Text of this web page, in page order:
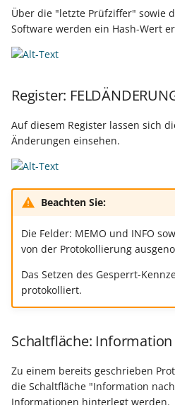
Über die "letzte Prüfziffer" sowie
Software werden ein Hash-Wert
Register:
Auf diesem Register lassen sich
Änderungen einsehen.
Beachten Sie:
Die Felder: MEMO und INFO
von der Protokollierung
Das Setzen des Gesperrt-
protokolliert.
Schaltfläche:
Zu einem bereits geschrieben
die Schaltfläche "Information
Informationen hinterlegt werden.
Registrierkassenpflicht
und
LCD-Kundendisplay für
Kassensysteme
Nullbeleg ausdrucken
Auftragsnummern in
Kasse
Gestalten von
Kassenprüfung TSE
Auswertungen -
verschiedene Werte